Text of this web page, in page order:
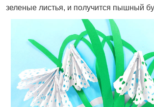
зеленые листья, и получится пышный